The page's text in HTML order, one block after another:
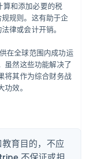
和添加必要的税
规则。这有助于企
律或会计开销。
在全球范围内成功运
虽然这些功能解决了
将其作为综合财务战
效。
育目的，不应